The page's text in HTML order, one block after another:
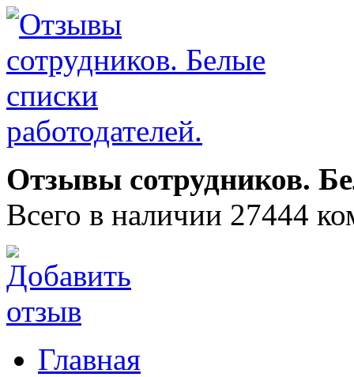
Отзывы сотрудников.
Всего в наличии 27444
Главная